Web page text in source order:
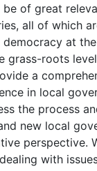
be of great
all of which
democracy at
grass-roots
a
in local
the process
new local
perspective.
with